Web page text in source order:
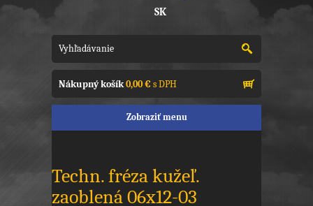
SK
Nákupný košík0,00 €s DPH
Zobraziť menu
Techn. fréza kužeľ.
zaoblená 06x12-03